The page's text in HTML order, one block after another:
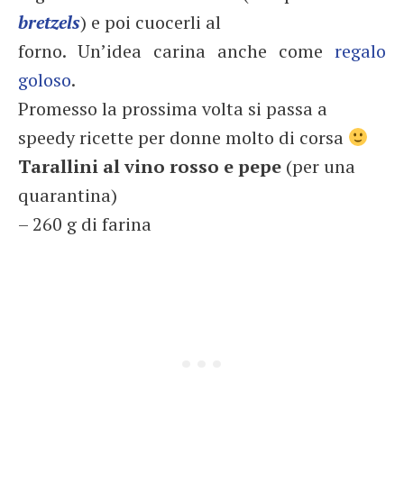
bretzels) e poi cuocerli al
forno. Un’idea carina anche come regalo
goloso.
Promesso la prossima volta si passa a
speedy ricette per donne molto di corsa
Tarallini al vino rosso e pepe (per una
quarantina)
– 260 g di farina